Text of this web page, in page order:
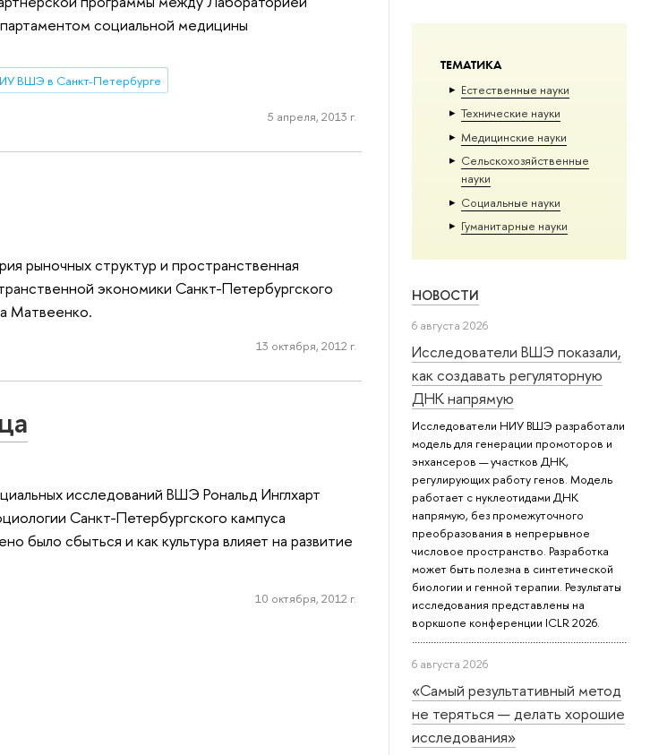
ТЕМАТИКА
Естественные науки
Тех­ничес­кие науки
Медицинские науки
Сельскохозяйственные
науки
Социальные науки
Гуманитарные науки
НОВОСТИ
6 августа 2026
Исследователи ВШЭ показали,
как создавать регуляторную
ДНК напрямую
Исследователи НИУ ВШЭ разработали
модель для генерации промоторов и
энхансеров — участков ДНК,
регулирующих работу генов. Модель
работает с нуклеотидами ДНК
напрямую, без промежуточного
преобразования в непрерывное
числовое пространство. Разработка
может быть полезна в синтетической
биологии и генной терапии. Результаты
исследования представлены на
воркшопе конференции ICLR 2026.
6 августа 2026
«Самый результативный метод
не теряться — делать хорошие
исследования»
социальной медицины
ВШЭ в Санкт-Петербурге
5 апреля, 2013 г.
рыночных структур и пространственная
экономики Санкт-Петербургского
Матвеенко.
13 октября, 2012 г.
исследований ВШЭ Рональд Инглхарт
Санкт-Петербургского кампуса
было сбыться и как культура влияет на развитие
10 октября, 2012 г.